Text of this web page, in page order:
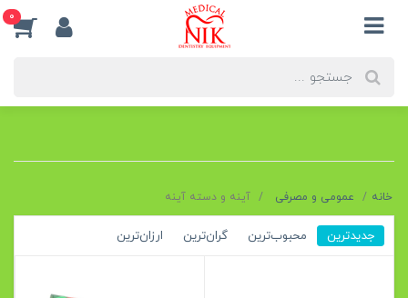
0
خانه عمومی و مصرفی آینه و دسته آینه
جدیدترین محبوب‌ترین گران‌ترین ارزان‌ترین